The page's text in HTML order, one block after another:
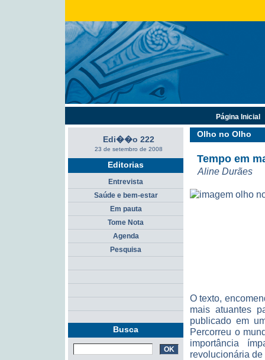
Olho no Olho
Tempo em
Aline Durães
O texto,
mais atuantes
publicado em
Percorreu o
importância
revolucionária
Edi��o 222
23 de setembro de 2008
Editorias
Entrevista
Saúde e bem-estar
Em pauta
Tome Nota
Agenda
Pesquisa
Busca
Página Inicial